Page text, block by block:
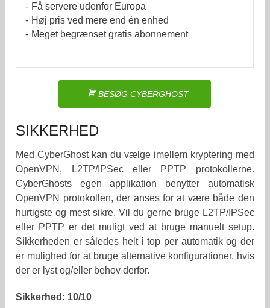
Få servere udenfor Europa
Høj pris ved mere end én enhed
Meget begrænset gratis abonnement
BESØG CYBERGHOST
SIKKERHED
Med CyberGhost kan du vælge imellem kryptering med
OpenVPN, L2TP/IPSec eller PPTP protokollerne.
CyberGhosts egen applikation benytter automatisk
OpenVPN protokollen, der anses for at være både den
hurtigste og mest sikre. Vil du gerne bruge L2TP/IPSec
eller PPTP er det muligt ved at bruge manuelt setup.
Sikkerheden er således helt i top per automatik og der
er mulighed for at bruge alternative konfigurationer, hvis
der er lyst og/eller behov derfor.
Sikkerhed: 10/10